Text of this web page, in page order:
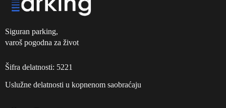
Siguran parking,
varoš pogodna za život
Šifra delatnosti: 5221
Uslužne delatnosti u kopnenom saobraćaju